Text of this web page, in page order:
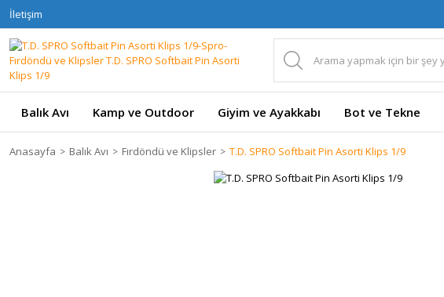
İletişim
Balık Avı Kamp ve Outdoor Giyim ve Ayakkabı Bot ve Tekne
Anasayfa Balık Avı Fırdöndü ve Klipsler T.D. SPRO Softbait Pin Asorti Klips 1/9